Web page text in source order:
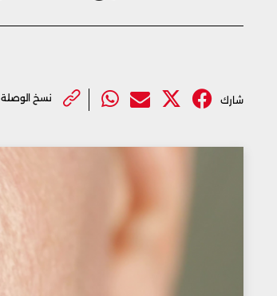
شارك نسخ الوصلة